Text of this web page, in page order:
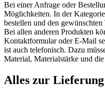
Bei einer Anfrage oder
Möglichkeiten. In der
bestellen und den
Bei allen anderen Produkten
Kontaktformular oder E-Mail
ist auch telefonisch. Dazu
Material, Materialstärke und
Alles zur Lieferung